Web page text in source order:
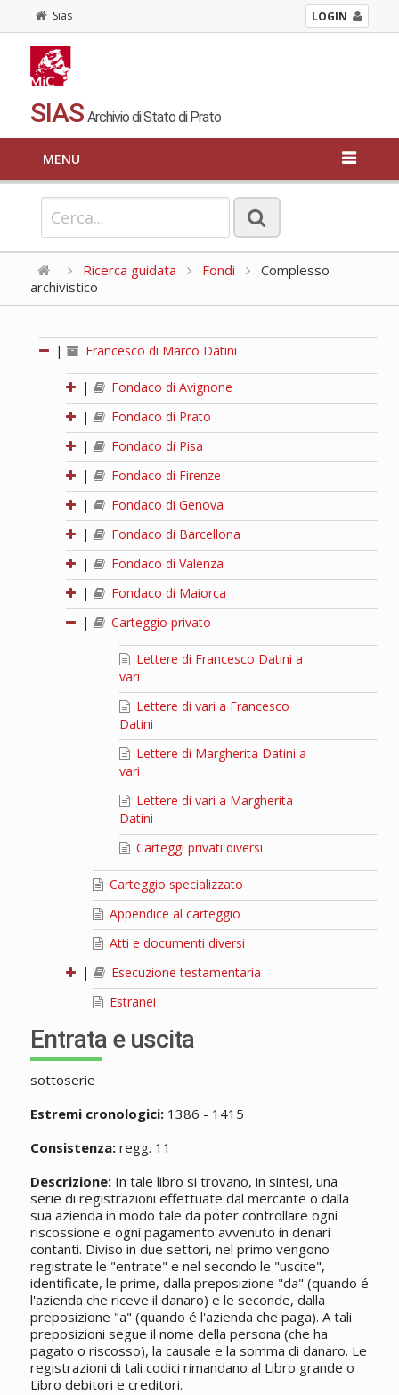
Sias LOGIN
SIAS Archivio di Stato di Prato
MENU
Ricerca guidata Fondi
Complesso
archivistico
| Francesco di Marco Datini
|
Fondaco di Avignone
|
Fondaco di Prato
|
Fondaco di Pisa
|
Fondaco di Firenze
|
Fondaco di Genova
|
Fondaco di Barcellona
|
Fondaco di Valenza
|
Fondaco di Maiorca
|
Carteggio privato
Lettere di Francesco Datini a
vari
Lettere di vari a Francesco
Datini
Lettere di Margherita Datini a
vari
Lettere di vari a Margherita
Datini
Carteggi privati diversi
Carteggio specializzato
Appendice al carteggio
Atti e documenti diversi
|
Esecuzione testamentaria
Estranei
Entrata e uscita
sottoserie
Estremi cronologici:1386 - 1415
Consistenza:regg. 11
Descrizione:In tale libro si trovano, in sintesi, una
serie di registrazioni effettuate dal mercante o dalla
sua azienda in modo tale da poter controllare ogni
riscossione e ogni pagamento avvenuto in denari
contanti. Diviso in due settori, nel primo vengono
registrate le "entrate" e nel secondo le "uscite",
identificate, le prime, dalla preposizione "da" (quando é
l'azienda che riceve il danaro) e le seconde, dalla
preposizione "a" (quando é l'azienda che paga). A tali
preposizioni segue il nome della persona (che ha
pagato o riscosso), la causale e la somma di danaro. Le
registrazioni di tali codici rimandano al Libro grande o
Libro debitori e creditori.